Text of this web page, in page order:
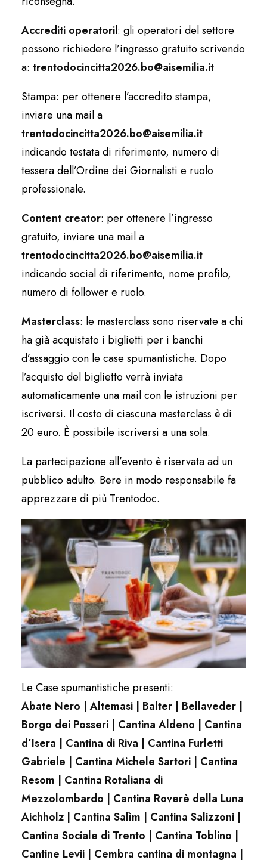
Accrediti operatoril: gli operatori del settore
possono richiedere l’ingresso gratuito scrivendo
a: trentodocincitta2026.bo@aisemilia.it
Stampa: per ottenere l’accredito stampa,
inviare una mail a
trentodocincitta2026.bo@aisemilia.it
indicando testata di riferimento, numero di
tessera dell’Ordine dei Giornalisti e ruolo
professionale.
Content creator: per ottenere l’ingresso
gratuito, inviare una mail a
trentodocincitta2026.bo@aisemilia.it
indicando social di riferimento, nome profilo,
numero di follower e ruolo.
Masterclass: le masterclass sono riservate a chi
ha già acquistato i biglietti per i banchi
d’assaggio con le case spumantistiche. Dopo
l’acquisto del biglietto verrà inviata
automaticamente una mail con le istruzioni per
iscriversi. Il costo di ciascuna masterclass è di
20 euro. È possibile iscriversi a una sola.
La partecipazione all’evento è riservata ad un
pubblico adulto. Bere in modo responsabile fa
apprezzare di più Trentodoc.
Le Case spumantistiche presenti:
Abate Nero | Altemasi | Balter | Bellaveder |
Borgo dei Posseri | Cantina Aldeno | Cantina
d’Isera | Cantina di Riva | Cantina Furletti
Gabriele | Cantina Michele Sartori | Cantina
Resom | Cantina Rotaliana di
Mezzolombardo | Cantina Roverè della Luna
Aichholz | Cantina Salìm | Cantina Salizzoni |
Cantina Sociale di Trento | Cantina Toblino |
Cantine Levii | Cembra cantina di montagna |